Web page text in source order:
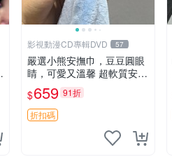
影視動漫CD專輯DVD 57
嚴選小熊安撫巾，豆豆圓眼
睛，可愛又溫馨 超軟質安撫
巾，豆豆設計，哄睡好幫手
約克豆豆眼安撫巾 數碼豆豆
眼
$659 91折
折扣碼